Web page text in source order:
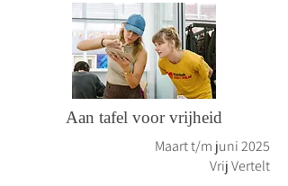
Aan tafel voor vrijheid
Maart t/m juni 2025
Vrij Vertelt